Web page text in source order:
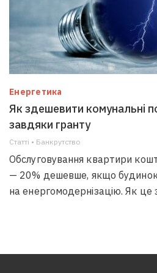
Енергетика
Як здешевити комунальні
завдяки гранту
Статті • Банкрутство
Обслуговування квартири
— 20% дешевше, якщо
на енергомодернізацію. Як це